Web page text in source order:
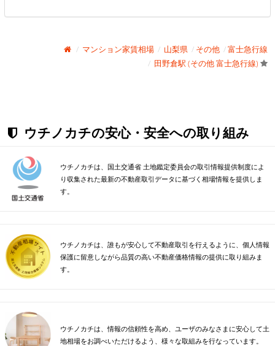
マンション家賃相場 山梨県 その他
富士急行線
田野倉駅 (その他 富士急行線)
ウチノカチの安心・安全への取り組み
ウチノカチは、国土交通省 土地鑑定委員会の取引情報提供制度によ
り収集された最新の不動産取引データに基づく相場情報を提供しま
す。
ウチノカチは、誰もが安心して不動産取引を行えるように、個人情報
保護に留意しながら品質の高い不動産価格情報の提供に取り組みま
す。
ウチノカチは、情報の信頼性を高め、ユーザのみなさまに安心して土
地相場をお調べいただけるよう、様々な取組みを行なっています。